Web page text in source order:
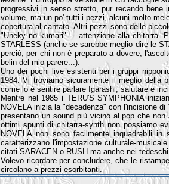
progressivi in senso stretto, pur recando
volume, ma un po' tutti i pezzi, alcuni molto
copertura al cantato. Altri pezzi sono delle
"Uneky no kumari".... attenzione alla chitarra.
STARLESS (anche se sarebbe meglio dire le
perciò, per chi non è preparato a dovere,
belin del mio parere...).
Uno dei pochi live esistenti per i gruppi
1984. Vi troviamo sicuramente il meglio della
come lo è sentire parlare Igarashi, salutare e
Mentre nel 1985 i TERU'S SYMPHONIA
NOVELA inizia la "decadenza" con l'incisione
presentano un sound più vicino al pop che
ottimi spunti di chitarra-synth non possiamo
NOVELA non sono facilmente inquadrabili
caratterizzano l'impostazione culturale-
citati SARACEN o RUSH ma anche nei
Volevo ricordare per concludere, che le
circolano a prezzi esorbitanti.